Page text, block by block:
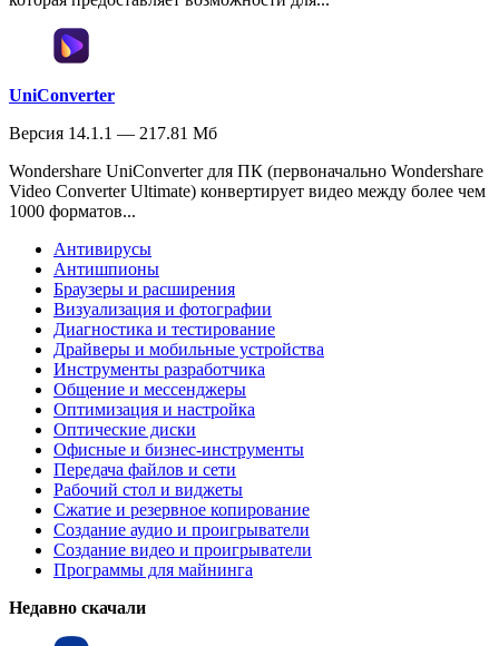
UniConverter
Версия 14.1.1 — 217.81 Мб
Wondershare UniConverter для ПК (первоначально Wondershare
Video Converter Ultimate) конвертирует видео между более чем
1000 форматов...
Антивирусы
Антишпионы
Браузеры и расширения
Визуализация и фотографии
Диагностика и тестирование
Драйверы и мобильные устройства
Инструменты разработчика
Общение и мессенджеры
Оптимизация и настройка
Оптические диски
Офисные и бизнес-инструменты
Передача файлов и сети
Рабочий стол и виджеты
Сжатие и резервное копирование
Создание аудио и проигрыватели
Создание видео и проигрыватели
Программы для майнинга
Недавно скачали